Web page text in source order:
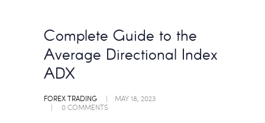
Complete Guide to the
Average Directional Index
ADX
FOREX TRADING
MAY 18, 2023
0COMMENTS